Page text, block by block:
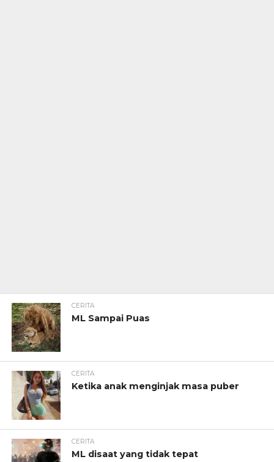
CERITA
ML Sampai Puas
CERITA
Ketika anak menginjak masa puber
CERITA
ML disaat yang tidak tepat